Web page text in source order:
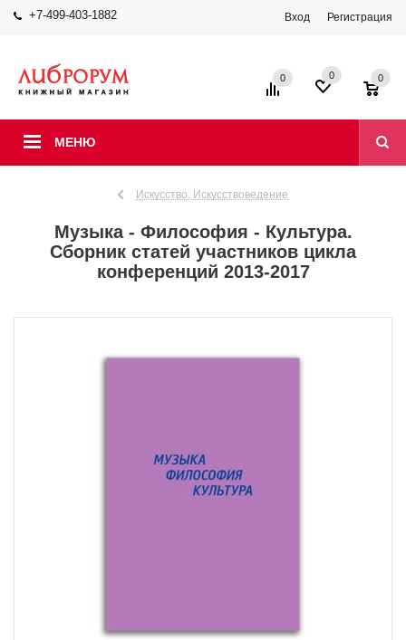
+7-499-403-1882 Вход Регистрация
МЕНЮ
0 0 0
Искусство. Искусствоведение
Музыка - Философия - Культура.
Сборник статей участников цикла
конференций 2013-2017